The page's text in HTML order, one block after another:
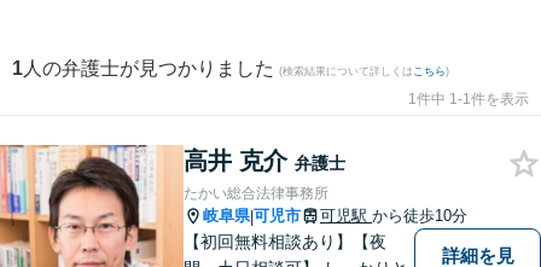
1 人の弁護士が見つかりました (検索結果について詳しくは こちら)
1件中 1-1件を表示
高井 克介 弁護士
たかい総合法律事務所
岐阜県|可児市 可児駅 から徒歩10分
【初回無料相談あり】【夜
詳細を見